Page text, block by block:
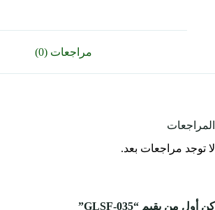
مراجعات (0)
المراجعات
لا توجد مراجعات بعد.
كن أول من يقيم “GLSF-035”